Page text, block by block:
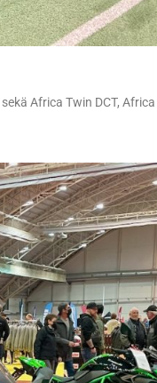
Africa Twin DCT, Africa